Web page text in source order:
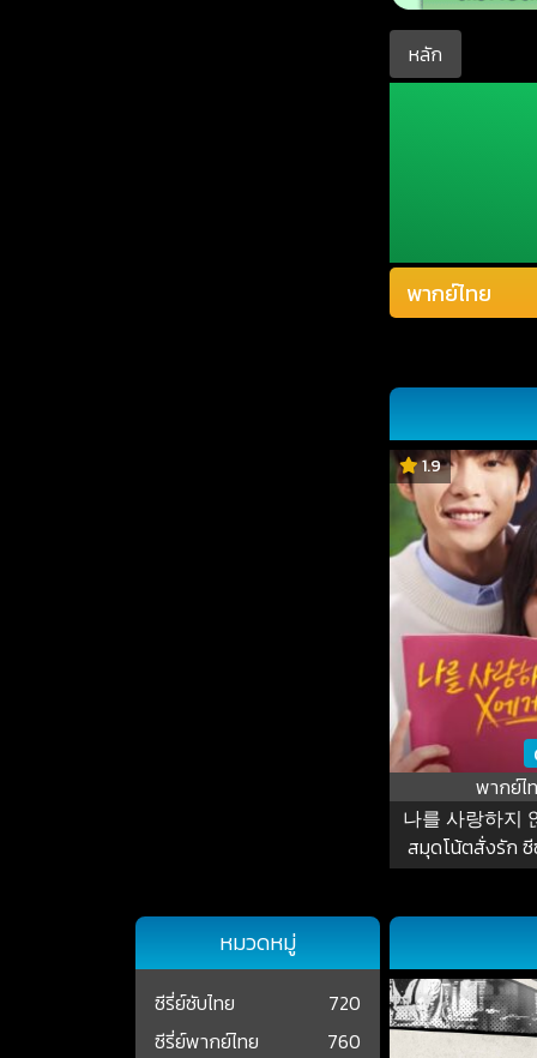
หลัก
1.9
พากย์ไ
나를 사랑하지
สมุดโน้ตสั่งรัก ซี
หมวดหมู่
ซีรี่ย์ซับไทย
720
ซีรี่ย์พากย์ไทย
760